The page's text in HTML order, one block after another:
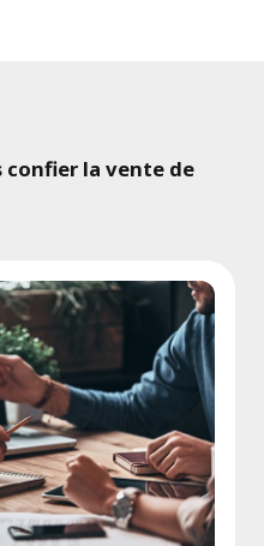
confier la vente de